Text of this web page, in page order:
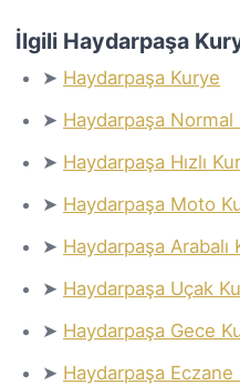
İlgili Haydarpaşa
➤ Haydarpaşa Kurye
➤ Haydarpaşa Normal
➤ Haydarpaşa Hızlı
➤ Haydarpaşa Moto
➤ Haydarpaşa Arabalı
➤ Haydarpaşa Uçak
➤ Haydarpaşa Gece
➤ Haydarpaşa Eczane